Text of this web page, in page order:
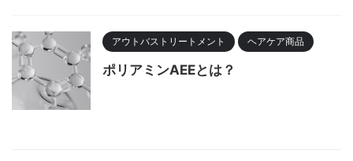
アウトバストリートメント ヘアケア商品
ポリアミンAEEとは？